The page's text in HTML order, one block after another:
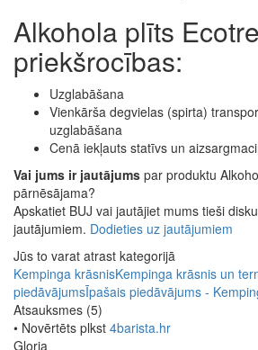
Alkohola plīts
priekšrocības:
Uzglabāšana
Vienkārša degvielas (spirta)
uzglabāšana
Cenā iekļauts statīvs un
Vai jums ir jautājums par produktu
pārnēsājama?
Apskatiet BUJ vai jautājiet mums tieši
jautājumiem. Dodieties uz jautājumiem
Jūs to varat atrast kategorijā
Kempinga krāsnisKempinga krāsnis un
piedāvājumsĪpašais piedāvājums -
Atsauksmes (5)
• Novērtēts plkst 4barista.hr
Gloria